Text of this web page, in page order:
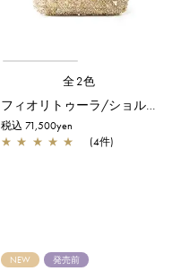
全2色
フィオリトゥーラ/ショルダー/シルバーゴールド
税込 71,500yen
★ ★ ★ ★ ★ (4件)
NEW 発売前